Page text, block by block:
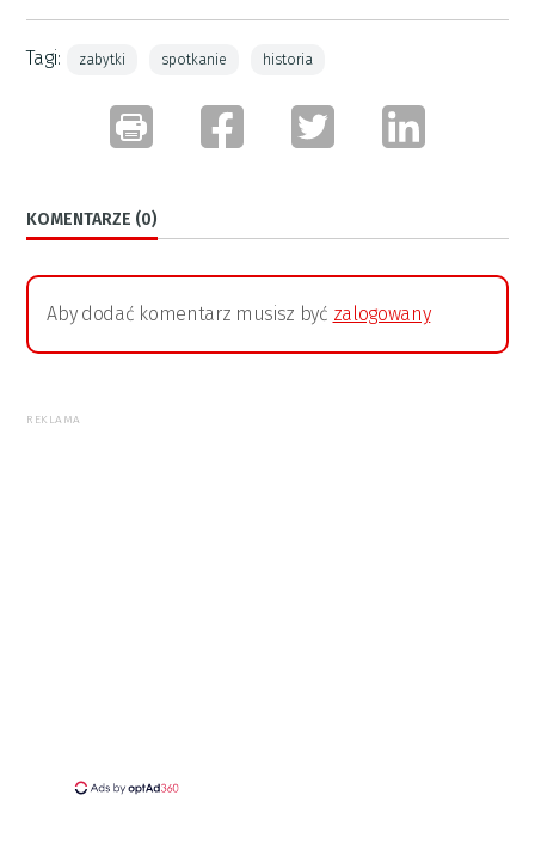
Tagi: zabytki spotkanie historia
KOMENTARZE (0)
Aby dodać komentarz musisz być zalogowany
REKLAMA